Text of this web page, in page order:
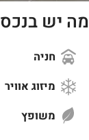
מה יש בנכס
חניה
מיזוג אוויר
משופץ